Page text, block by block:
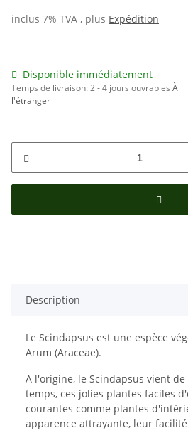
inclus 7% TVA , plus Expédition
Disponible immédiatement
Temps de livraison:2 - 4 jours ouvrables À
l'étranger
Description
Le Scindapsus est une espèce
Arum (Araceae).
A l'origine, le Scindapsus vient
temps, ces jolies plantes faciles
courantes comme plantes
apparence attrayante, leur